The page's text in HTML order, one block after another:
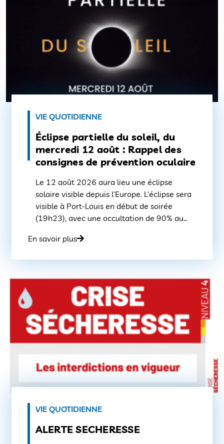
VIE QUOTIDIENNE
Éclipse partielle du soleil, du
mercredi 12 août : Rappel des
consignes de prévention oculaire
Le 12 août 2026 aura lieu une éclipse
solaire visible depuis l’Europe. L’éclipse sera
visible à Port-Louis en début de soirée
(19h23), avec une occultation de 90% au
96% à 20h20, puis se terminera vers 21h13.
En savoir plus
VIE QUOTIDIENNE
ALERTE SECHERESSE